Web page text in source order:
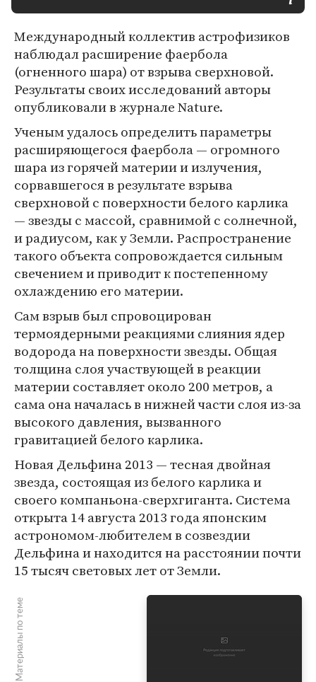
Международный коллектив астрофизиков
наблюдал расширение фаербола
(огненного шара) от взрыва сверхновой.
Результаты своих исследований авторы
опубликовали в журнале Nature.
Ученым удалось определить параметры
расширяющегося фаербола — огромного
шара из горячей материи и излучения,
сорвавшегося в результате взрыва
сверхновой с поверхности белого карлика
— звезды с массой, сравнимой с солнечной,
и радиусом, как у Земли. Распространение
такого объекта сопровождается сильным
свечением и приводит к постепенному
охлаждению его материи.
Сам взрыв был спровоцирован
термоядерными реакциями слияния ядер
водорода на поверхности звезды. Общая
толщина слоя участвующей в реакции
материи составляет около 200 метров, а
сама она началась в нижней части слоя из-за
высокого давления, вызванного
гравитацией белого карлика.
Новая Дельфина 2013 — тесная двойная
звезда, состоящая из белого карлика и
своего компаньона-сверхгиганта. Система
открыта 14 августа 2013 года японским
астрономом-любителем в созвездии
Дельфина и находится на расстоянии почти
15 тысяч световых лет от Земли.
Материалы по теме